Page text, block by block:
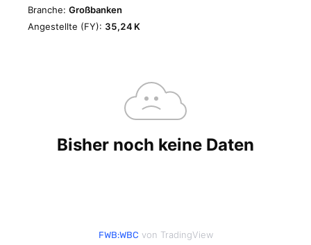
FWB:WBC von TradingView